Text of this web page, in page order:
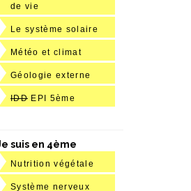
de vie
Le système solaire
Météo et climat
Géologie externe
IDD EPI 5ème
suis en 4ème
Nutrition végétale
Système nerveux